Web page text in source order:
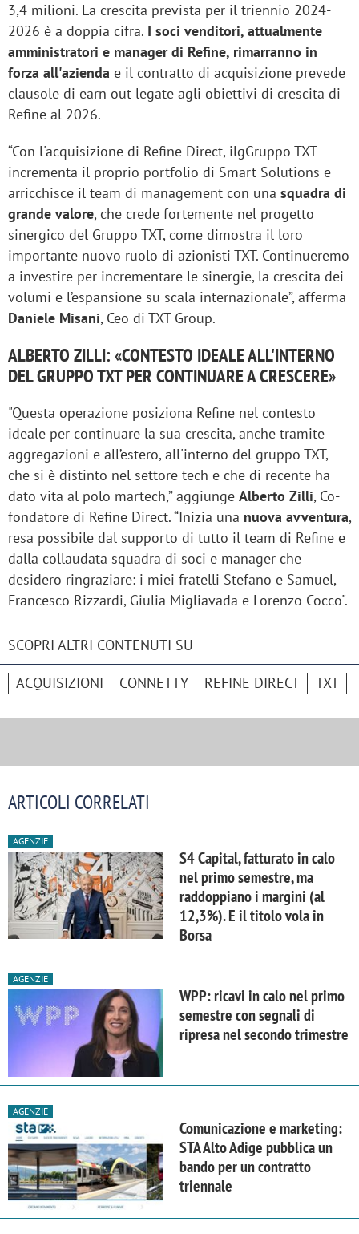
3,4 milioni. La crescita prevista per il triennio 2024-
2026 è a doppia cifra. I soci venditori, attualmente
amministratori e manager di Refine, rimarranno in
forza all'azienda e il contratto di acquisizione prevede
clausole di earn out legate agli obiettivi di crescita di
Refine al 2026.
“Con l'acquisizione di Refine Direct, ilgGruppo TXT
incrementa il proprio portfolio di Smart Solutions e
arricchisce il team di management con una squadra di
grande valore, che crede fortemente nel progetto
sinergico del Gruppo TXT, come dimostra il loro
importante nuovo ruolo di azionisti TXT. Continueremo
a investire per incrementare le sinergie, la crescita dei
volumi e l’espansione su scala internazionale”, afferma
Daniele Misani, Ceo di TXT Group.
ALBERTO ZILLI: «CONTESTO IDEALE ALL'INTERNO
DEL GRUPPO TXT PER CONTINUARE A CRESCERE»
"Questa operazione posiziona Refine nel contesto
ideale per continuare la sua crescita, anche tramite
aggregazioni e all’estero, all'interno del gruppo TXT,
che si è distinto nel settore tech e che di recente ha
dato vita al polo martech,” aggiunge Alberto Zilli, Co-
fondatore di Refine Direct. “Inizia una nuova avventura,
resa possibile dal supporto di tutto il team di Refine e
dalla collaudata squadra di soci e manager che
desidero ringraziare: i miei fratelli Stefano e Samuel,
Francesco Rizzardi, Giulia Migliavada e Lorenzo Cocco".
SCOPRI ALTRI CONTENUTI SU
ACQUISIZIONI CONNETTY REFINE DIRECT TXT
ARTICOLI CORRELATI
AGENZIE
S4 Capital, fatturato in calo
nel primo semestre, ma
raddoppiano i margini (al
12,3%). E il titolo vola in
Borsa
AGENZIE
WPP: ricavi in calo nel primo
semestre con segnali di
ripresa nel secondo trimestre
AGENZIE
Comunicazione e marketing:
STA Alto Adige pubblica un
bando per un contratto
triennale